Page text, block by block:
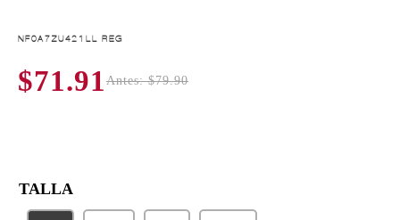
NF0A7ZU421LL REG
$71.91 Antes: $79.90
TALLA